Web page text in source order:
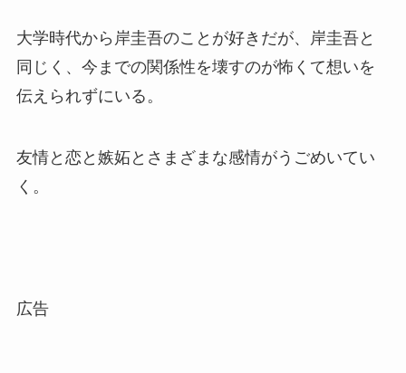
大学時代から岸圭吾のことが好きだが、岸圭吾と
同じく、今までの関係性を壊すのが怖くて想いを
伝えられずにいる。
友情と恋と嫉妬とさまざまな感情がうごめいてい
く。
広告